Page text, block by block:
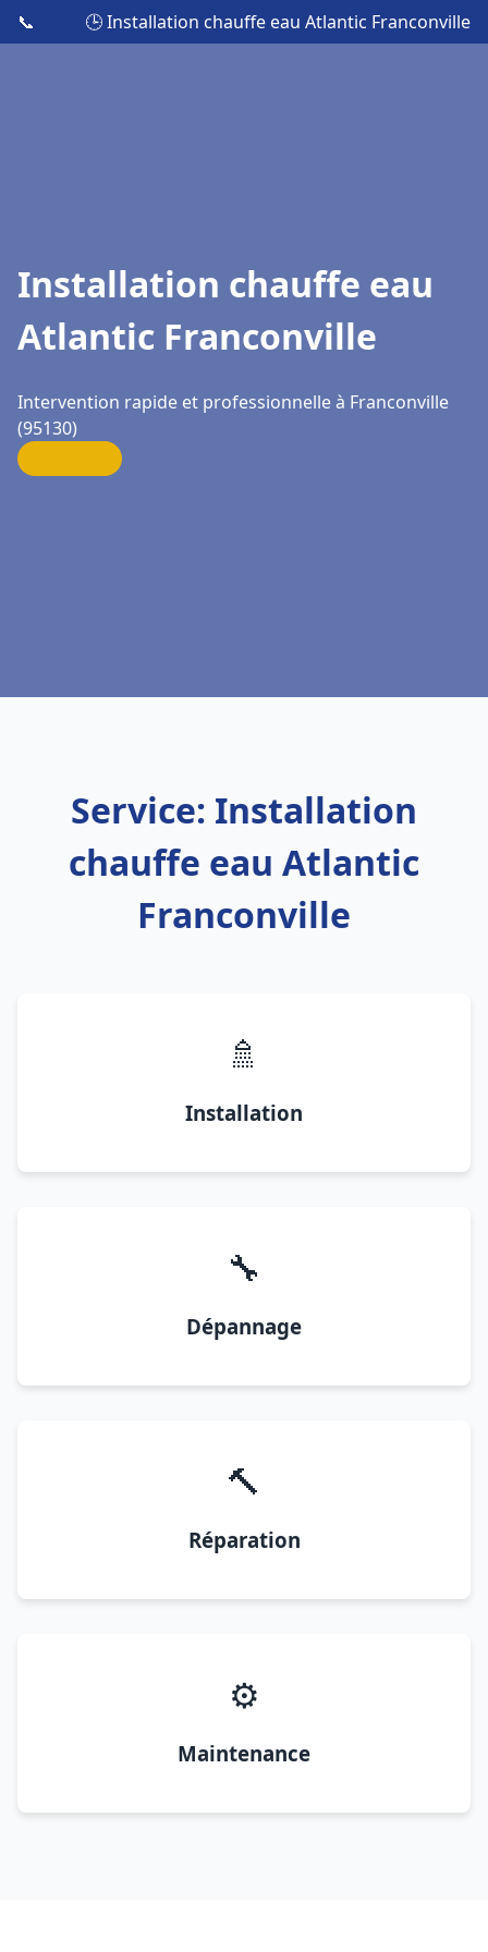
📞 🕒 Installation chauffe eau Atlantic Franconville
Installation chauffe eau
Atlantic Franconville
Intervention rapide et professionnelle à Franconville
(95130)
Service: Installation
chauffe eau Atlantic
Franconville
🚿
Installation
🔧
Dépannage
🔨
Réparation
⚙️
Maintenance